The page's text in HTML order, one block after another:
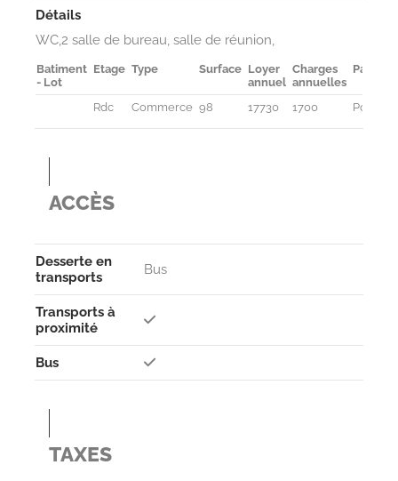
Détails
WC,2 salle de bureau, salle de réunion,
Batiment
- Lot
Etage Type Surface Loyer
annuel
Charges
annuelles
Parkings
Rdc Commerce 98 17730 1700 Possible
ACCÈS
Desserte en
transports
Bus
Transports à
proximité
Bus
TAXES